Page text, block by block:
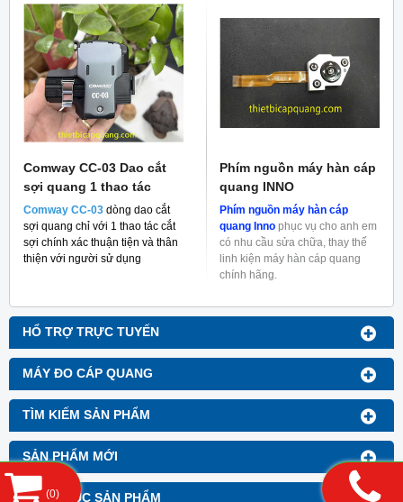
HỔ TRỢ TRỰC TUYẾN
MÁY ĐO CÁP QUANG
TÌM KIẾM SẢN PHẨM
SẢN PHẨM MỚI
DANH MỤC SẢN PHẨM
Comway CC-03 Dao cắt
sợi quang 1 thao tác
Comway CC-03 dòng dao cắt
sợi quang chỉ với 1 thao tác cắt
sợi chính xác thuận tiện và thân
thiện với người sử dụng
Phím nguồn máy hàn cáp
quang INNO
Phím nguồn máy hàn cáp
quang Inno phục vụ cho anh em
có nhu cầu sửa chữa, thay thế
linh kiện máy hàn cáp quang
chính hãng.
(0)